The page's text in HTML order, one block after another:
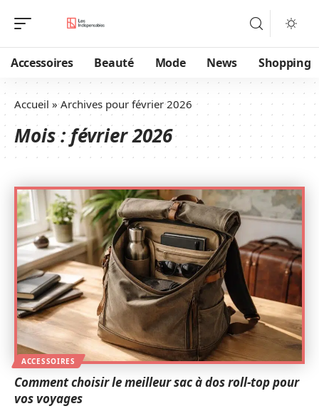
Accessoires Beauté Mode News Shopping
Accueil »Archives pour février 2026
Mois :février 2026
ACCESSOIRES
Comment choisir le meilleur sac à dos roll-top pour
vos voyages